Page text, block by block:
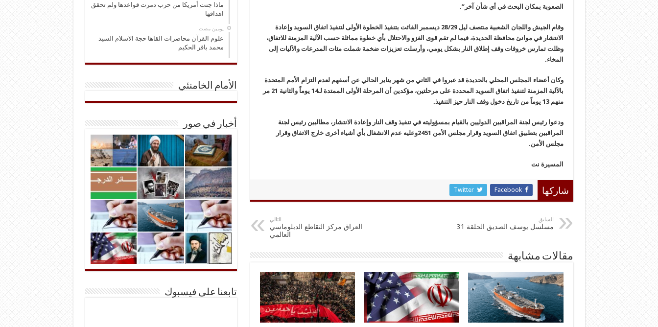
الصعوبة بمكان البحث في أي شأن آخر”.
وقام الجيش واللجان الشعبية منتصف ليل 28/29 ديسمبر الفائت بتنفيذ الخطوة الأولى لتنفيذ اتفاق السويد وإعادة
الانتشار في موانئ محافظة الحديدة، فيما لم تقم قوى الغزو والاحتلال بأي خطوة مماثلة حسب الآلية المزمنة للاتفاق،
وظلت تمارس خروقات وقف إطلاق النار بشكل يومي، وأرسلت تعزيزات ضخمة شملت مئات المدرعات والآليات إلى
المخاء.
وكان أعضاء المجلس المحلي بالحديدة قد عبروا في الثاني من شهر يناير الحالي عن أسفهم لعدم التزام الأمم المتحدة
بالآلية المزمنة لتنفيذ اتفاق السويد المحددة على مرحلتين، مؤكدين أن المرحلة الأولى الممتدة لـ14 يوماً والثانية 21 مر
منهم 13 يوماً من تاريخ دخول وقف النار حيز التنفيذ.
ودعوا رئيس لجنة المراقبين الدوليين بالقيام بمسؤوليته في تنفيذ وقف النار وإعادة الانتشار، مطالبين رئيس لجنة
المراقبين بتطبيق اتفاق السويد وقرار مجلس الأمن 2451وعليه عدم الانشغال بأي أشياء أخرى خارج الاتفاق وقرار
مجلس الأمن.
المسيرة نت
شاركها Facebook
Twitter
السابق
مسلسل يوسف الصديق الحلقة 31
التالي
العراق مركز التقاطع الدبلوماسي
العالمي
مقالات مشابهة
ماذا جنت أمريكا من حرب دمرت قواعدها ولم تحقق
اهدافها
‏يومين مضت
علوم القرآن محاضرات القاها حجة الاسلام السيد
محمد باقر الحكيم
الأمام الخامنئي
أخبار في صور
تابعنا على فيسبوك